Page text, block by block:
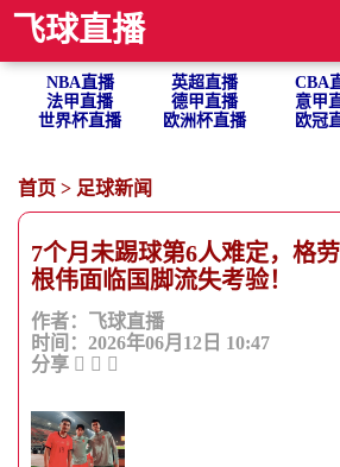
飞球直播
NBA直播 英超直播 CBA
法甲直播
德甲直播 意甲
世界杯直播
欧洲杯直播 欧冠
首页 > 足球新闻
7个月未踢球第6人难定，格
根伟面临国脚流失考验！
作者：飞球直播
时间：2026年06月12日 10:47
分享